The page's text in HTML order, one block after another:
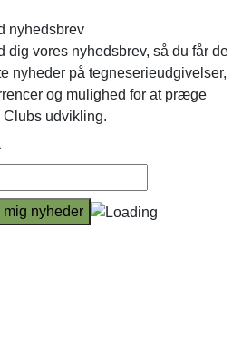
nyhedsbrev
dig vores nyhedsbrev, så du får de
nyheder på tegneserieudgivelser,
og mulighed for at præge
Clubs udvikling.